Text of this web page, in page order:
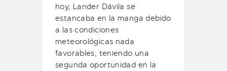
hoy, Lander Dávila se
estancaba en la manga debido
a las condiciones
meteorológicas nada
favorables, teniendo una
segunda oportunidad en la